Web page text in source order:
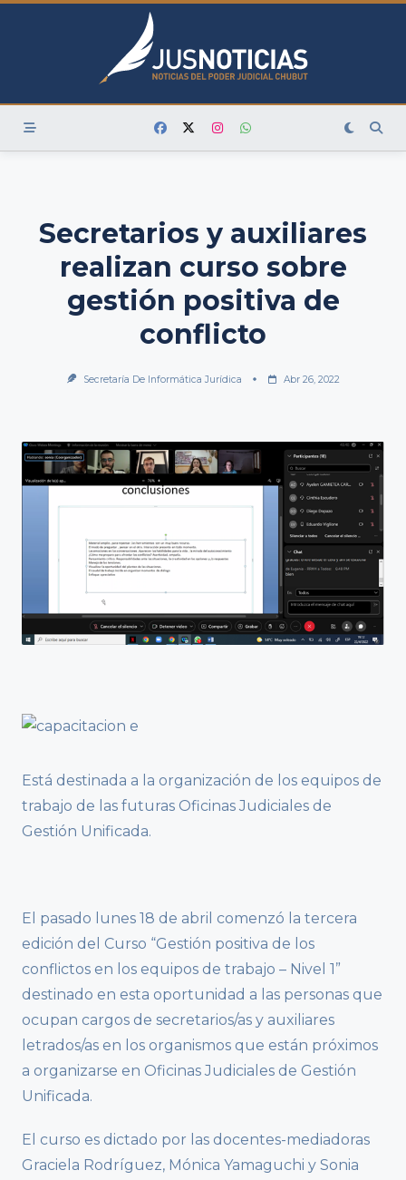
Skip
Secretarios y auxiliares
realizan curso sobre
gestión positiva de
conflicto
Secretaría De Informática Jurídica Abr 26, 2022
Está destinada a la organización de los equipos de
trabajo de las futuras Oficinas Judiciales de
Gestión Unificada.
El pasado lunes 18 de abril comenzó la tercera
edición del Curso “Gestión positiva de los
conflictos en los equipos de trabajo – Nivel 1”
destinado en esta oportunidad a las personas que
ocupan cargos de secretarios/as y auxiliares
letrados/as en los organismos que están próximos
a organizarse en Oficinas Judiciales de Gestión
Unificada.
El curso es dictado por las docentes-mediadoras
Graciela Rodríguez, Mónica Yamaguchi y Sonia